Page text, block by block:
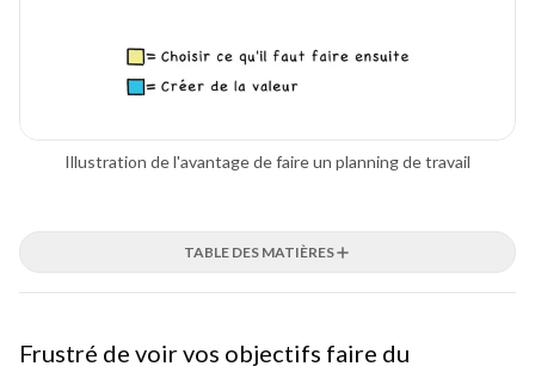
Illustration de l'avantage de faire un planning de travail
TABLE DES MATIÈRES
Frustré de voir vos objectifs faire du